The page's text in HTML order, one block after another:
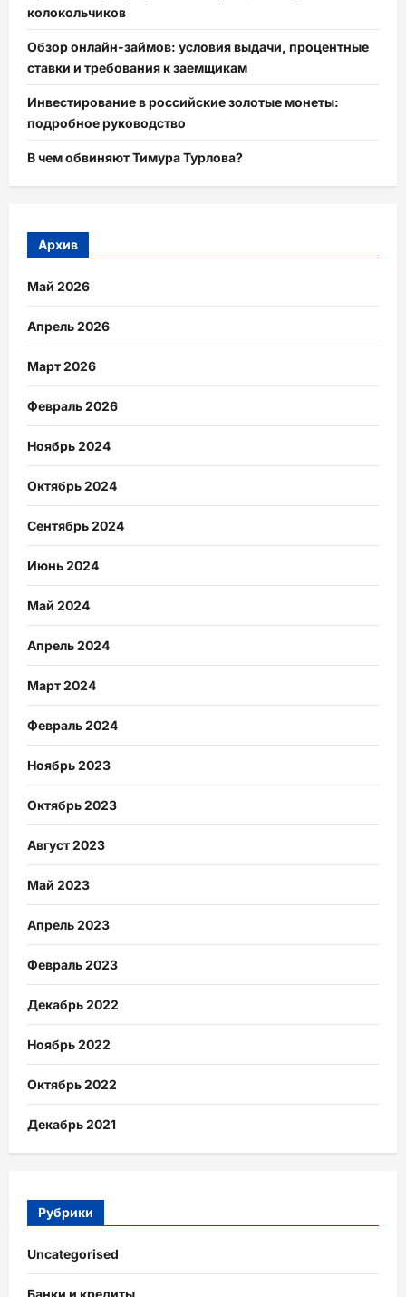
колокольчиков
Обзор онлайн-займов: условия выдачи, процентные
ставки и требования к заемщикам
Инвестирование в российские золотые монеты:
подробное руководство
В чем обвиняют Тимура Турлова?
Архив
Май 2026
Апрель 2026
Март 2026
Февраль 2026
Ноябрь 2024
Октябрь 2024
Сентябрь 2024
Июнь 2024
Май 2024
Апрель 2024
Март 2024
Февраль 2024
Ноябрь 2023
Октябрь 2023
Август 2023
Май 2023
Апрель 2023
Февраль 2023
Декабрь 2022
Ноябрь 2022
Октябрь 2022
Декабрь 2021
Рубрики
Uncategorised
Банки и кредиты